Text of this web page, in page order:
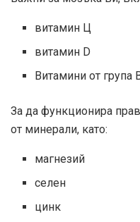
витамин Ц
витамин D
Витамини от група
За да функционира
от минерали, като:
магнезий
селен
цинк